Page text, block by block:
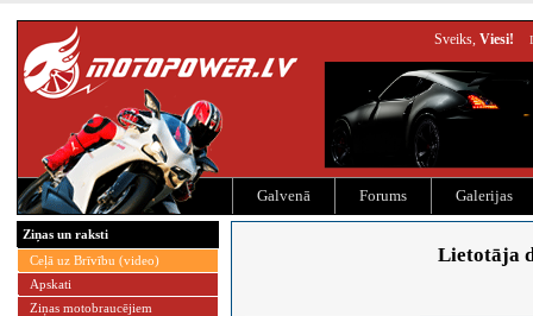
Sveiks, Viesi!
Galvenā Forums Galerijas
Ziņas un raksti
Ceļā uz Brīvību (video)
Apskati
Ziņas motobraucējiem
Lietotāja